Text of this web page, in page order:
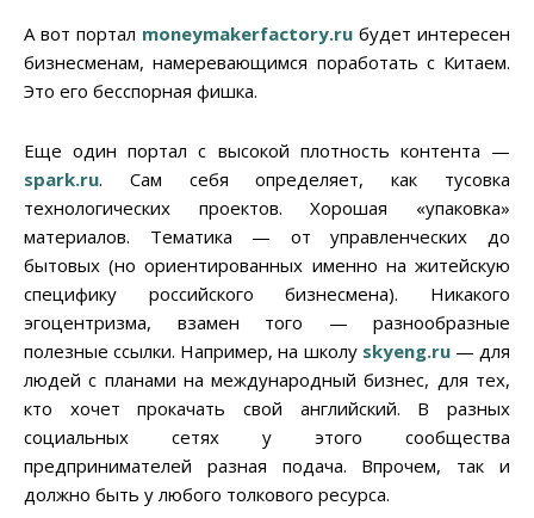
А вот портал moneymakerfactory.ru будет интересен
бизнесменам, намеревающимся поработать с Китаем.
Это его бесспорная фишка.
Еще один портал с высокой плотность контента —
spark.ru. Сам себя определяет, как тусовка
технологических проектов. Хорошая «упаковка»
материалов. Тематика — от управленческих до
бытовых (но ориентированных именно на житейскую
специфику российского бизнесмена). Никакого
эгоцентризма, взамен того — разнообразные
полезные ссылки. Например, на школу skyeng.ru— для
людей с планами на международный бизнес, для тех,
кто хочет прокачать свой английский. В разных
социальных сетях у этого сообщества
предпринимателей разная подача. Впрочем, так и
должно быть у любого толкового ресурса.